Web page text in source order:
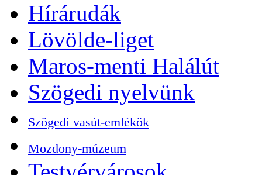
Hírárudák
Lövölde-liget
Maros-menti Halálút
Szögedi nyelvünk
Szögedi vasút-emlékök
Mozdony-múzeum